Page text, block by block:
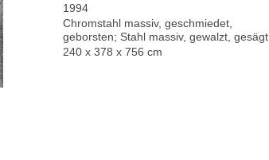
1994
Chromstahl massiv, geschmiedet,
geborsten; Stahl massiv, gewalzt, gesägt
240 x 378 x 756 cm